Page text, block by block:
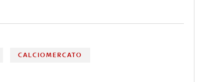
CALCIOMERCATO